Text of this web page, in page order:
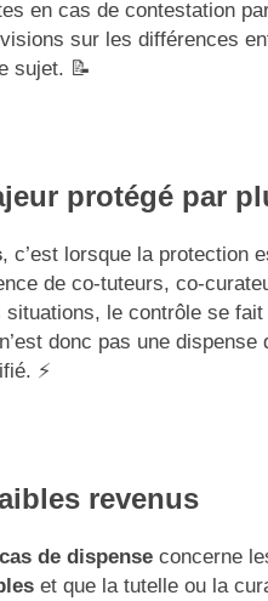
en cas de contestation
sur les différences
sujet. 📝
protégé par
, c’est lorsque la protection
de co-tuteurs, co-
le contrôle se
donc pas une
⚡
revenus
de dispenseconcerne
et que la tutelle ou la